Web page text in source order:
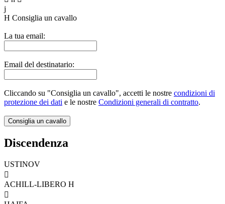
j
H Consiglia un cavallo
La tua email:
Email del destinatario:
Cliccando su "Consiglia un cavallo", accetti le nostre condizioni di
protezione dei dati e le nostre Condizioni generali di contratto.
Discendenza
USTINOV

ACHILL-LIBERO H
